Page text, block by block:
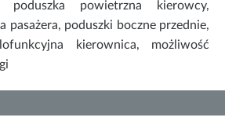
poduszka powietrzna kierowcy,
pasażera, poduszki boczne przednie,
kierownica, możliwość